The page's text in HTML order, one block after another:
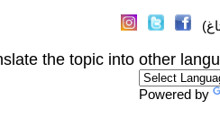
the topic into other
Powered by